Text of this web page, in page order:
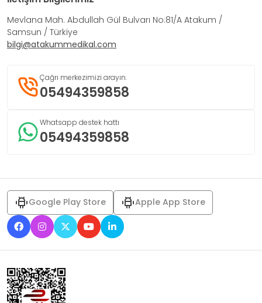
Mevlana Mah. Abdullah Gül Bulvarı No:81/A Atakum /
Samsun / Türkiye
bilgi@atakummedikal.com
Çağrı merkezimizi arayın.
05494359858
Whatsapp destek hattı
05494359858
Google Play Store Apple App Store